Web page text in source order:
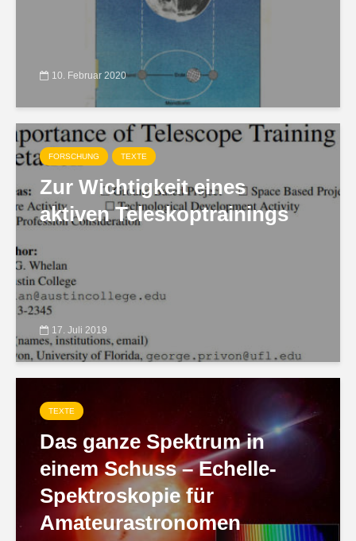
10. Februar 2020
FORSCHUNG TEXTE
Zur Wichtigkeit eines
aktiven Teleskoptrainings
17. Juli 2019
TEXTE
Das ganze Spektrum in
einem Schuss – Echelle-
Spektroskopie für
Amateurastronomen